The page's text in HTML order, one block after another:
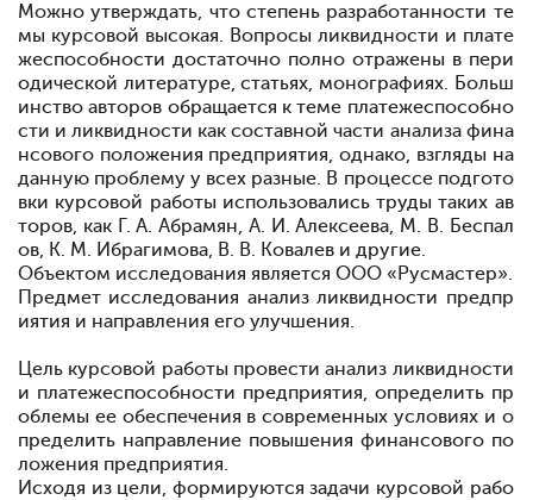
Можно утверждать, что степень разработанности те
мы курсовой высокая. Вопросы ликвидности и плате
жеспособности достаточно полно отражены в пери
одической литературе, статьях, монографиях. Больш
инство авторов обращается к теме платежеспособно
сти и ликвидности как составной части анализа фина
нсового положения предприятия, однако, взгляды на
данную проблему у всех разные. В процессе подгото
вки курсовой работы использовались труды таких ав
торов, как Г. А. Абрамян, А. И. Алексеева, М. В. Беспал
ов, К. М. Ибрагимова, В. В. Ковалев и другие.
Объектом исследования является ООО «Русмастер».
Предмет исследования анализ ликвидности предпр
иятия и направления его улучшения.
Цель курсовой работы провести анализ ликвидности
и платежеспособности предприятия, определить пр
облемы ее обеспечения в современных условиях и о
пределить направление повышения финансового по
ложения предприятия.
Исходя из цели, формируются задачи курсовой рабо